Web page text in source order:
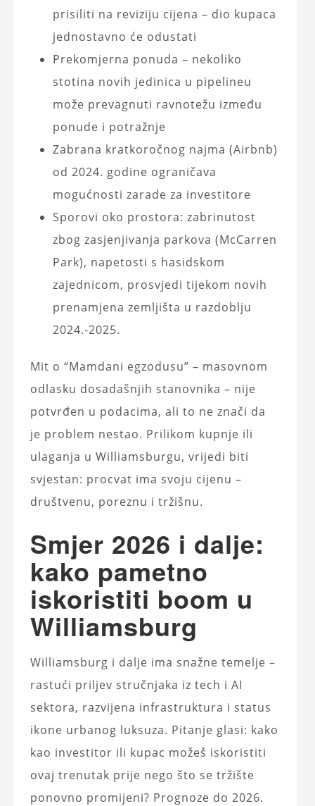
prisiliti na reviziju cijena – dio kupaca
jednostavno će odustati
Prekomjerna ponuda – nekoliko
stotina novih jedinica u pipelineu
može prevagnuti ravnotežu između
ponude i potražnje
Zabrana kratkoročnog najma (Airbnb)
od 2024. godine ograničava
mogućnosti zarade za investitore
Sporovi oko prostora: zabrinutost
zbog zasjenjivanja parkova (McCarren
Park), napetosti s hasidskom
zajednicom, prosvjedi tijekom novih
prenamjena zemljišta u razdoblju
2024.-2025.
Mit o “Mamdani egzodusu” – masovnom
odlasku dosadašnjih stanovnika – nije
potvrđen u podacima, ali to ne znači da
je problem nestao. Prilikom kupnje ili
ulaganja u Williamsburgu, vrijedi biti
svjestan: procvat ima svoju cijenu –
društvenu, poreznu i tržišnu.
Smjer 2026 i dalje:
kako pametno
iskoristiti boom u
Williamsburg
Williamsburg i dalje ima snažne temelje –
rastući priljev stručnjaka iz tech i AI
sektora, razvijena infrastruktura i status
ikone urbanog luksuza. Pitanje glasi: kako
kao investitor ili kupac možeš iskoristiti
ovaj trenutak prije nego što se tržište
ponovno promijeni? Prognoze do 2026.